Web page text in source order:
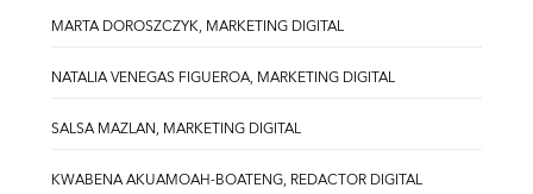
MARTA DOROSZCZYK, MARKETING DIGITAL
NATALIA VENEGAS FIGUEROA, MARKETING DIGITAL
SALSA MAZLAN, MARKETING DIGITAL
KWABENA AKUAMOAH-BOATENG, REDACTOR DIGITAL